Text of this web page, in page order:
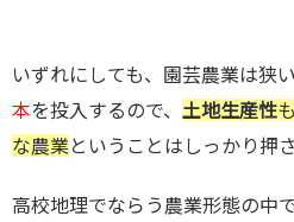
いずれにしても、園芸農業は狭
本を投入するので、 土地生産性も
な農業 ということはしっかり押
高校地理でならう農業形態の中